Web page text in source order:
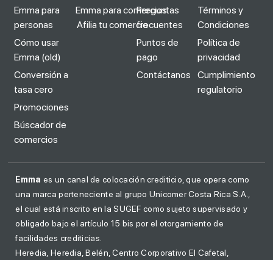
Emma para
personas
Cómo usar
Emma (old)
Conversión a
tasa cero
Promociones
Búscador de
comercios
Emma para comercios
Afilia tu comercio
Preguntas
frecuentes
Puntos de
pago
Contáctanos
Términos y
Condiciones
Política de
privacidad
Cumplimiento
regulatorio
Emma es un canal de colocación crediticio, que opera como
una marca perteneciente al grupo Unicomer Costa Rica S.A.,
el cual está inscrito en la SUGEF como sujeto supervisado y
obligado bajo el artículo 15 bis por el otorgamiento de
facilidades crediticias.
Heredia, Heredia, Belén, Centro Corporativo El Cafetal,